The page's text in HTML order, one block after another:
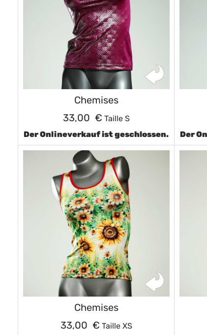
Chemises
33,00 € Taille S
Der Onlineverkauf ist geschlossen.
Der
Chemises
33,00 € Taille XS